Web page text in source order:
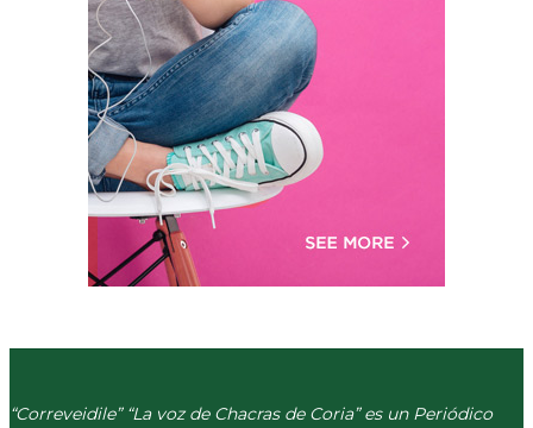
“Correveidile” “La voz de Chacras de Coria” es un Periódico